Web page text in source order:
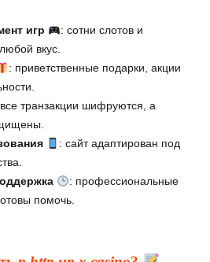
игр
: сотни слотов и
вкус.
: приветственные подарки, акции
транзакции шифруются, а
: сайт адаптирован под
: профессиональные
помочь.